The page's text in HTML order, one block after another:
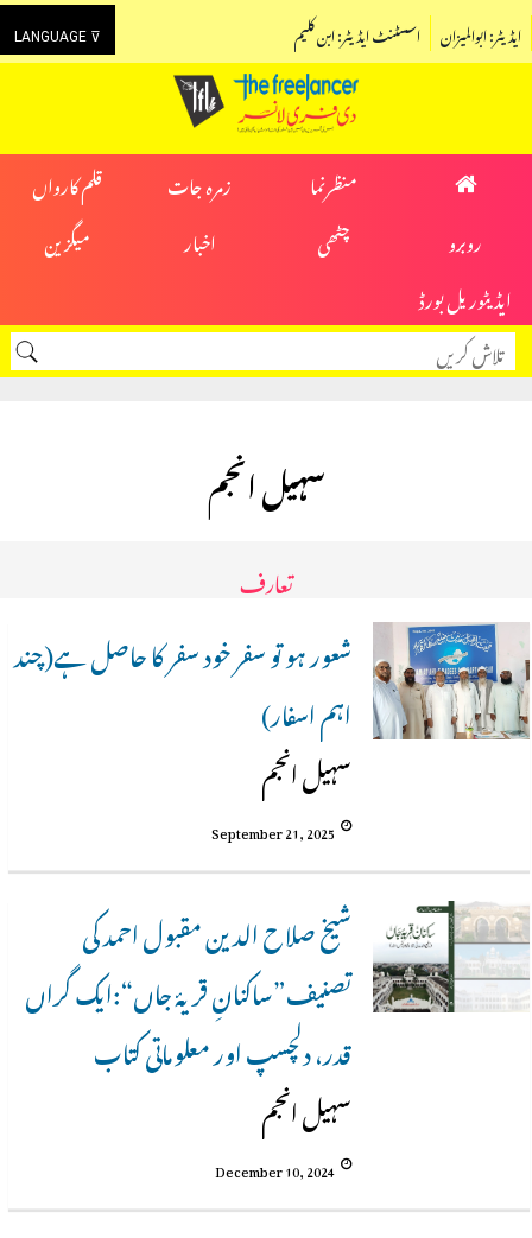
LANGUAGE ⊽ اسسٹنٹ ایڈیٹر: ابن کلیم ایڈیٹر: ابوالمیزان
منظرنما زمرہ جات
قلم کارواں
روبرو
چٹھی اخبار
میگزین
ایڈیٹوریل بورڈ
سہیل انجم
تعارف
شعور ہو تو سفر خود سفر کا حاصل ہے(چند
اہم اسفار)
سہیل انجم
September 21, 2025
شیخ صلاح الدین مقبول احمد کی
تصنیف”ساکنانِ قریۂ جاں“:ایک گراں
قدر، دلچسپ اور معلوماتی کتاب
سہیل انجم
December 10, 2024